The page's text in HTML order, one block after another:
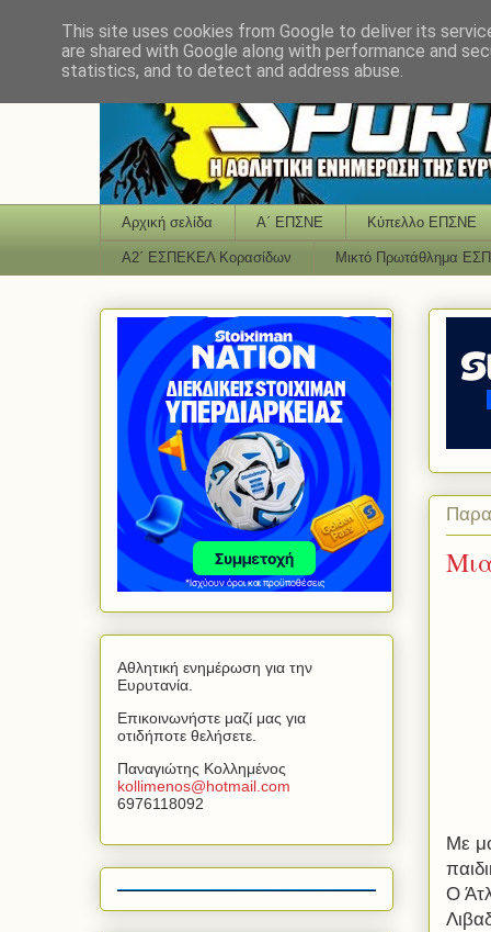
Αρχική σελίδα Α΄ ΕΠΣΝΕ Κύπελλο ΕΠΣΝΕ
Α2΄ ΕΣΠΕΚΕΛ Κορασίδων Μικτό Πρωτάθλημα
Με
Ο
Αθλητική ενημέρωση για την
Ευρυτανία.
Επικοινωνήστε μαζί μας για
οτιδήποτε θελήσετε.
Παναγιώτης Κολλημένος
kollimenos@hotmail com
6976118092
This site uses cookies from Google to deliver its
are shared with Google along with performance and
statistics, and to detect and address abuse.